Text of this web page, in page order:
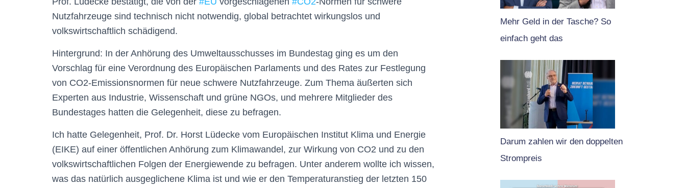
Nutzfahrzeuge sind technisch nicht notwendig, global betrachtet wirkungslos und
volkswirtschaftlich schädigend.
Hintergrund: In der Anhörung des Umweltausschusses im Bundestag ging es um den
Vorschlag für eine Verordnung des Europäischen Parlaments und des Rates zur Festlegung
von CO2-Emissionsnormen für neue schwere Nutzfahrzeuge. Zum Thema äußerten sich
Experten aus Industrie, Wissenschaft und grüne NGOs, und mehrere Mitglieder des
Bundestages hatten die Gelegenheit, diese zu befragen.
Ich hatte Gelegenheit, Prof. Dr. Horst Lüdecke vom Europäischen Institut Klima und Energie
(EIKE) auf einer öffentlichen Anhörung zum Klimawandel, zur Wirkung von CO2 und zu den
volkswirtschaftlichen Folgen der Energiewende zu befragen. Unter anderem wollte ich wissen,
was das natürlich ausgeglichene Klima ist und wie er den Temperaturanstieg der letzten 150
Mehr Geld in der Tasche? So
einfach geht das
Darum zahlen wir den doppelten
Strompreis